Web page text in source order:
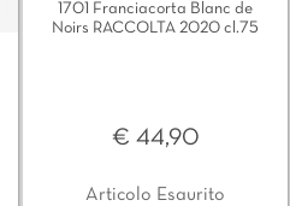
1701 Franciacorta Blanc de
Noirs RACCOLTA 2020 cl.75
€ 44,90
Articolo Esaurito